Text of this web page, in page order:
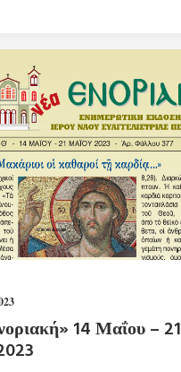
14 Μαΐου – 21